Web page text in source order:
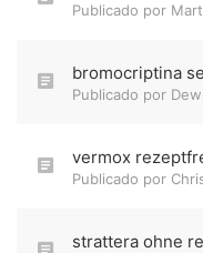
Publicado por
bromocriptina
Publicado por
vermox
Publicado por
strattera ohne